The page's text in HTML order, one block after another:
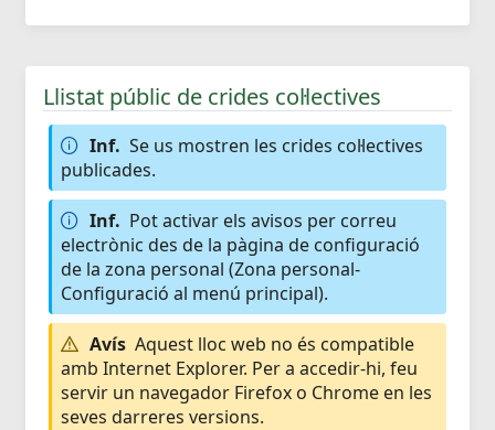
Llistat públic de crides col·lectives
Inf. Se us mostren les crides col·lectives
publicades.
Inf. Pot activar els avisos per correu
electrònic des de la pàgina de configuració
de la zona personal (Zona personal-
Configuració al menú principal).
Avís Aquest lloc web no és compatible
amb Internet Explorer. Per a accedir-hi, feu
servir un navegador Firefox o Chrome en les
seves darreres versions.